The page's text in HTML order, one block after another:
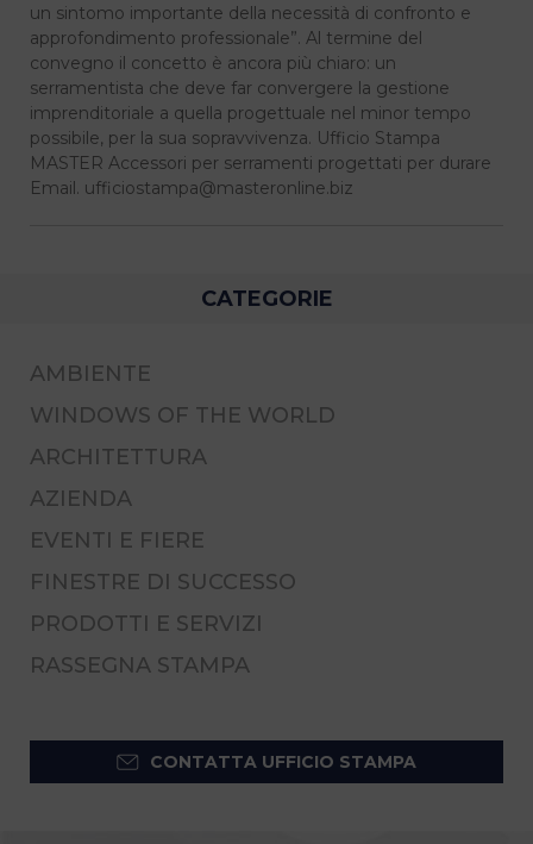
un sintomo importante della necessità di confronto e
approfondimento professionale”. Al termine del
convegno il concetto è ancora più chiaro: un
serramentista che deve far convergere la gestione
imprenditoriale a quella progettuale nel minor tempo
possibile, per la sua sopravvivenza. Ufficio Stampa
MASTER Accessori per serramenti progettati per durare
Email. ufficiostampa@masteronline.biz
CATEGORIE
AMBIENTE
WINDOWS OF THE WORLD
ARCHITETTURA
AZIENDA
EVENTI E FIERE
FINESTRE DI SUCCESSO
PRODOTTI E SERVIZI
RASSEGNA STAMPA
CONTATTA UFFICIO STAMPA